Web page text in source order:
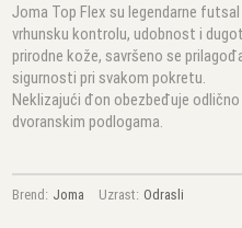
Joma Top Flex su legendarne
vrhunsku kontrolu, udobnost i
prirodne kože, savršeno se
sigurnosti pri svakom pokretu.
Neklizajući đon obezbeđuje
dvoranskim podlogama.
Brend: Joma Uzrast: Odrasli